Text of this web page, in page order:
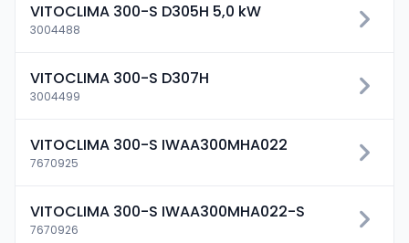
VITOCLIMA 300-S D305H 5,0 kW
3004488
VITOCLIMA 300-S D307H
3004499
VITOCLIMA 300-S IWAA300MHA022
7670925
VITOCLIMA 300-S IWAA300MHA022-S
7670926